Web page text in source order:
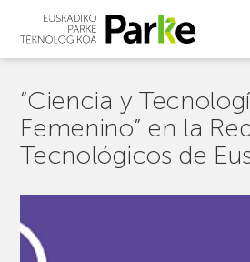
“Ciencia y
Femenino” en la
Tecnológicos de